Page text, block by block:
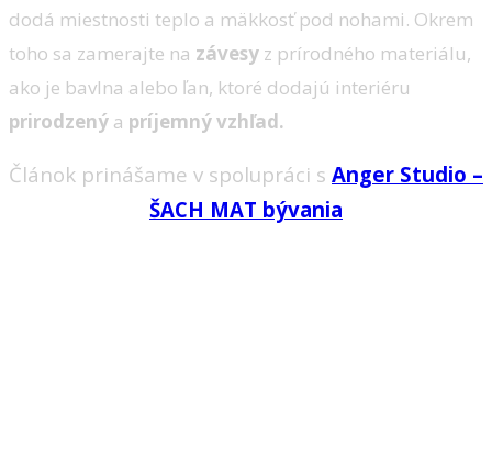
dodá miestnosti teplo a mäkkosť pod nohami. Okrem
toho sa zamerajte na závesy z prírodného materiálu,
ako je bavlna alebo ľan, ktoré dodajú interiéru
prirodzený a príjemný vzhľad.
Článok prinášame v spolupráci s Anger Studio –
ŠACH MAT bývania